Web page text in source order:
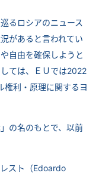
るロシアのニュース
があると言われてい
自由を確保しようと
ては、ＥＵでは2022
権利・原理に関するヨ
の名のもとで、以前
スト（Edoardo